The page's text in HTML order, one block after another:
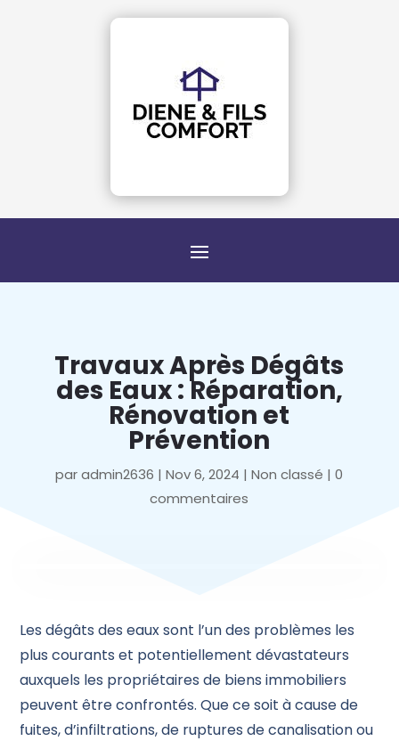
Travaux Après Dégâts
des Eaux : Réparation,
Rénovation et
Prévention
paradmin2636 |Nov 6, 2024 |Non classé |0
commentaires
Les dégâts des eaux sont l’un des problèmes les
plus courants et potentiellement dévastateurs
auxquels les propriétaires de biens immobiliers
peuvent être confrontés. Que ce soit à cause de
fuites, d’infiltrations, de ruptures de canalisation ou